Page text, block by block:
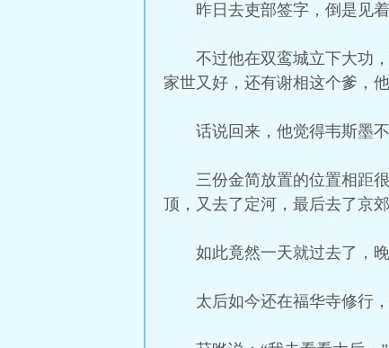
昨日去吏部签字，倒是见
不过他在双鸾城立下大功
家世又好，还有谢相这个爹，
话说回来，他觉得韦斯墨
三份金简放置的位置相距
顶，又去了定河，最后去了京
如此竟然一天就过去了，
太后如今还在福华寺修行